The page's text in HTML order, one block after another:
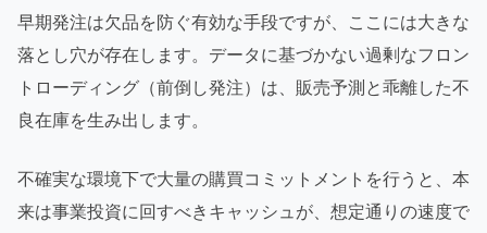
早期発注は欠品を防ぐ有効な手段ですが、ここには大きな
落とし穴が存在します。データに基づかない過剰なフロン
トローディング（前倒し発注）は、販売予測と乖離した不
良在庫を生み出します。
不確実な環境下で大量の購買コミットメントを行うと、本
来は事業投資に回すべきキャッシュが、想定通りの速度で